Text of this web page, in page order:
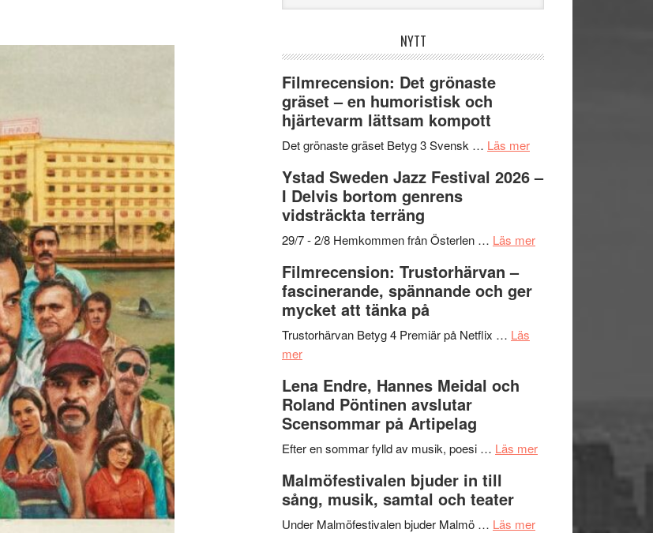
webbplatsen
NYTT
Filmrecension: Det grönaste
gräset – en humoristisk och
hjärtevarm lättsam kompott
Det grönaste gräset Betyg 3 Svensk … Läs merom
Det
–
och
Ystad Sweden Jazz Festival 2026 –
I Delvis bortom genrens
vidsträckta terräng
29/7 - 2/8 Hemkommen från Österlen … Läs merom
vidsträckta
Filmrecension: Trustorhärvan –
fascinerande, spännande och ger
mycket att tänka på
Trustorhärvan Betyg 4 Premiär på Netflix … Läs
merom
Trustorhärvan
–
fascinerande,
spännande
ger
mycket
att
Lena Endre, Hannes Meidal och
Roland Pöntinen avslutar
Scensommar på Artipelag
Efter en sommar fylld av musik, poesi … Läs merom
Malmöfestivalen bjuder in till
sång, musik, samtal och teater
Under Malmöfestivalen bjuder Malmö … Läs merom